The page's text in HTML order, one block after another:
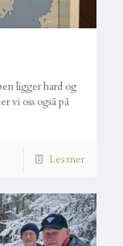
ligger hard og
vi oss også på
Les mer